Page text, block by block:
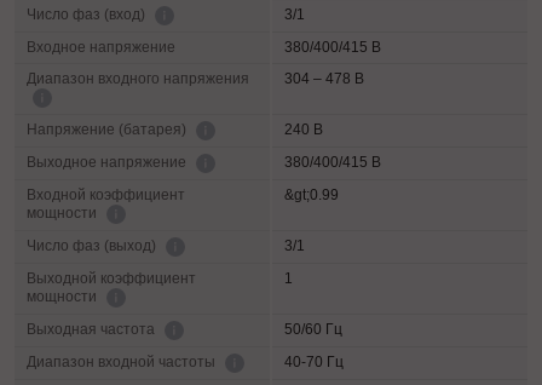
Число фаз (вход)
3/1
Входное напряжение
380/400/415 В
Диапазон входного напряжения
304 – 478 В
Напряжение (батарея)
240 В
Выходное напряжение
380/400/415 В
Входной коэффициент
мощности
&gt;0.99
Число фаз (выход)
3/1
Выходной коэффициент
мощности
1
Выходная частота
50/60 Гц
Диапазон входной частоты
40-70 Гц